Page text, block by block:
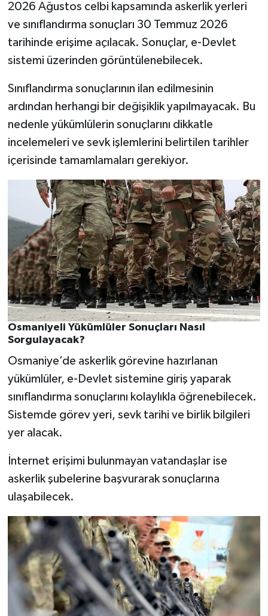
2026 Ağustos celbi kapsamında askerlik yerleri
ve sınıflandırma sonuçları 30 Temmuz 2026
tarihinde erişime açılacak. Sonuçlar, e-Devlet
sistemi üzerinden görüntülenebilecek.
Sınıflandırma sonuçlarının ilan edilmesinin
ardından herhangi bir değişiklik yapılmayacak. Bu
nedenle yükümlülerin sonuçlarını dikkatle
incelemeleri ve sevk işlemlerini belirtilen tarihler
içerisinde tamamlamaları gerekiyor.
Osmaniyeli Yükümlüler Sonuçları Nasıl
Sorgulayacak?
Osmaniye’de askerlik görevine hazırlanan
yükümlüler, e-Devlet sistemine giriş yaparak
sınıflandırma sonuçlarını kolaylıkla öğrenebilecek.
Sistemde görev yeri, sevk tarihi ve birlik bilgileri
yer alacak.
İnternet erişimi bulunmayan vatandaşlar ise
askerlik şubelerine başvurarak sonuçlarına
ulaşabilecek.